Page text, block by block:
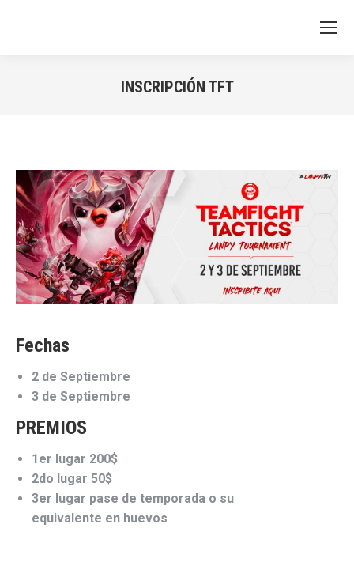
INSCRIPCIÓN TFT
Fechas
2 de Septiembre
3 de Septiembre
PREMIOS
1er lugar 200$
2do lugar 50$
3er lugar pase de temporada o su
equivalente en huevos